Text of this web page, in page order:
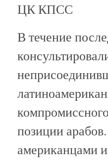
ЦК КПСС
В течение
позиции
американцами